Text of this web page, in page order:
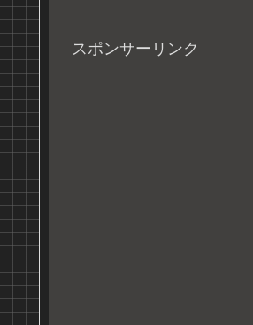
スポンサーリンク